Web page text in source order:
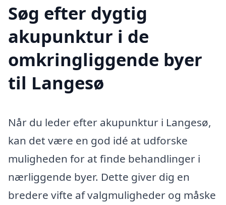
Søg efter dygtig
akupunktur i de
omkringliggende byer
til Langesø
Når du leder efter akupunktur i Langesø,
kan det være en god idé at udforske
muligheden for at finde behandlinger i
nærliggende byer. Dette giver dig en
bredere vifte af valgmuligheder og måske